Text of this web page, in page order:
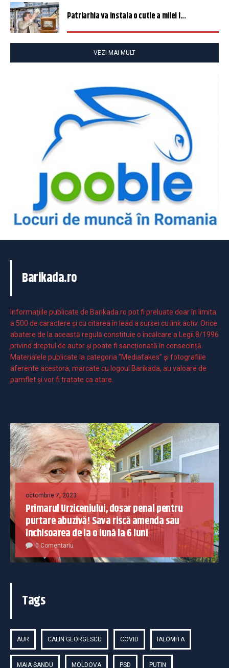
Patriarhia va instala o cutie a milei î...
VEZI MAI MULT
Barikada.ro
Informaţiile publicate de Barikada.ro pot fi preluate doar în limita
a 500 de caractere şi cu citarea în lead a sursei cu link activ. Orice
abatere de la această regulă constituie o încălcare a Legii 8/1996
privind dreptul de autor și poate fi sancționată în consecință.
Materialele publicate la categoria ”Mediafakes” și fotografiile
aferente acestora, marcate cu logoul Barikada, au valoare de
pamflet și vor fi tratate ca atare.
octombrie 7, 2023
Primarul Urziceniului, dosar penal pentru
purtare abuzivă! Sava riscă amenda sau
închisoarea de la o lună la 6 luni
0 Comentariu
Tags
AUR CALIN GEORGESCU COVID IALOMITA
MAIA SANDU MOLDOVA PSD PUTIN